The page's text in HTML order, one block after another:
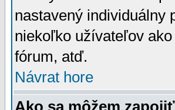
nastavený individuálny
niekoľko užívateľov
fórum, atď.
Návrat hore
Ako sa môžem